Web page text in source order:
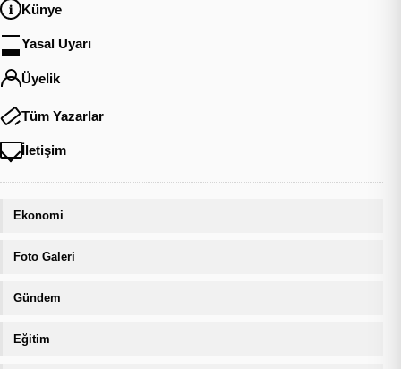
Künye
Yasal Uyarı
Üyelik
Tüm Yazarlar
İletişim
Ekonomi
Foto Galeri
Gündem
Eğitim